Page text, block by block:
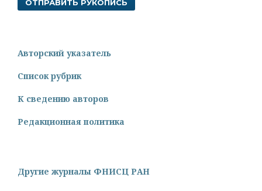
ОТПРАВИТЬ РУКОПИСЬ
Авторский указатель
Список рубрик
К сведению авторов
Редакционная политика
Другие журналы ФНИСЦ РАН